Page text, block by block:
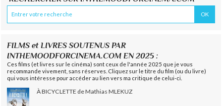
FILMS et LIVRES SOUTENUS PAR
INTHEMOODFORCINEMA.COM EN 2025 :
Ces films (et livres sur le cinéma) sont ceux de l'année 2025 que je vous
recommande vivement, sans réserves. Cliquez sur le titre du film (ou du livre)
qui vous intéresse pour accéder au lien vers ma critique de celui-ci.
À BICYCLETTE de Mathias MLEKUZ